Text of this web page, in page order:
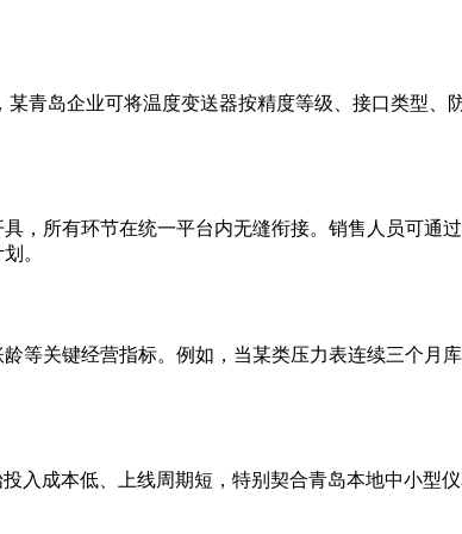
青岛企业可将温度变送器按精度等级、接口类型、
有环节在统一平台内无缝衔接。销售人员可通
。
关键经营指标。例如，当某类压力表连续三个月
入成本低、上线周期短，特别契合青岛本地中小型